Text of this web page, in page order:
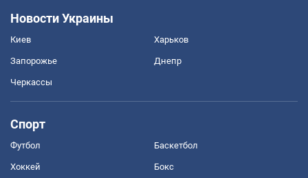
Новости Украины
Киев Харьков
Запорожье Днепр
Черкассы
Спорт
Футбол Баскетбол
Хоккей Бокс